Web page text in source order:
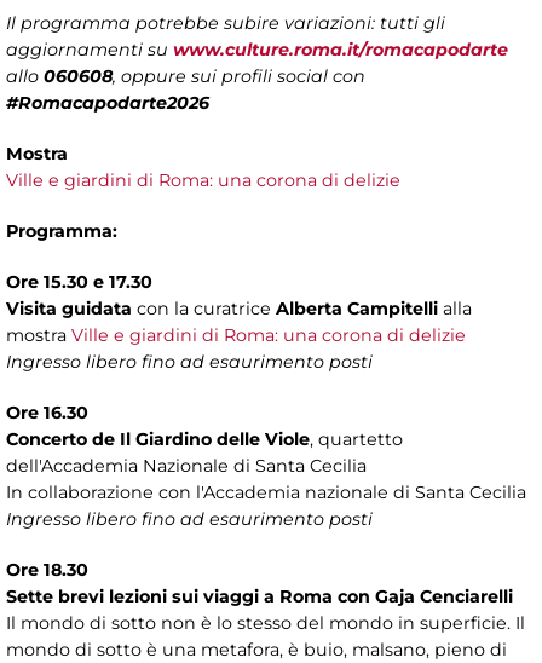
Il programma potrebbe subire variazioni: tutti gli
aggiornamenti su www.culture.roma.it/romacapodarte
allo 060608, oppure sui profili social con
#Romacapodarte2026
Mostra
Ville e giardini di Roma: una corona di delizie
Programma:
Ore 15.30 e 17.30
Visita guidata con la curatrice Alberta Campitelli alla
mostra Ville e giardini di Roma: una corona di delizie
Ingresso libero fino ad esaurimento posti
Ore 16.30
Concerto de Il Giardino delle Viole, quartetto
dell'Accademia Nazionale di Santa Cecilia
In collaborazione con l'Accademia nazionale di Santa Cecilia
Ingresso libero fino ad esaurimento posti
Ore 18.30
Sette brevi lezioni sui viaggi a Roma con Gaja Cenciarelli
Il mondo di sotto non è lo stesso del mondo in superficie. Il
mondo di sotto è una metafora, è buio, malsano, pieno di